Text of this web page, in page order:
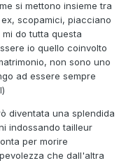
si mettono insieme tra
scopamici, piacciano
do tutta questa
io quello coinvolto
non sono uno
ad essere sempre
diventata una splendida
indossando tailleur
per morire
che dall'altra